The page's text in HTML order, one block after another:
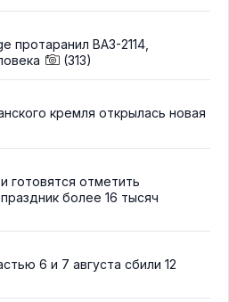
протаранил ВАЗ-2114,
(313)
кремля открылась новая
готовятся отметить
более 16 тысяч
6 и 7 августа сбили 12